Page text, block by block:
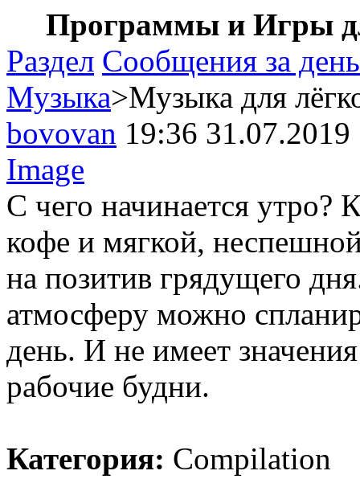
Программы и Игры
Раздел Сообщения за день
Музыка>Музыка для
bovovan 19:36 31.07.2019
Image
С чего начинается утро?
кофе и мягкой,
на позитив грядущего
атмосферу можно
день. И не имеет
рабочие будни.
Категория: Compilation